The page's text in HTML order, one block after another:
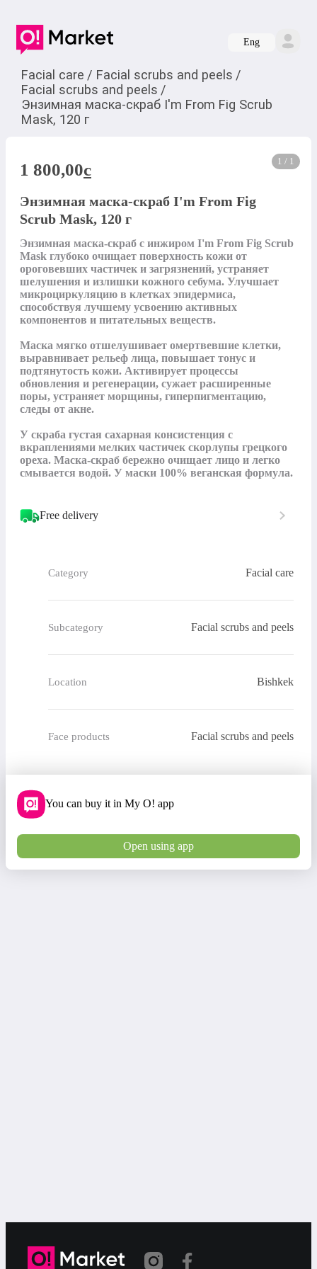
Eng
Facial care / Facial scrubs and peels /
Facial scrubs and peels /
Энзимная маска-скраб I'm From Fig Scrub
Mask, 120 г
1 / 1
1 800,00c
Энзимная маска-скраб I'm From Fig
Scrub Mask, 120 г
Энзимная маска-скраб с инжиром I'm From Fig Scrub
Mask глубоко очищает поверхность кожи от
ороговевших частичек и загрязнений, устраняет
шелушения и излишки кожного себума. Улучшает
микроциркуляцию в клетках эпидермиса,
способствуя лучшему усвоению активных
компонентов и питательных веществ.
Маска мягко отшелушивает омертвевшие клетки,
выравнивает рельеф лица, повышает тонус и
подтянутость кожи. Активирует процессы
обновления и регенерации, сужает расширенные
поры, устраняет морщины, гиперпигментацию,
следы от акне.
У скраба густая сахарная консистенция с
вкраплениями мелких частичек скорлупы грецкого
ореха. Маска-скраб бережно очищает лицо и легко
смывается водой. У маски 100% веганская формула.
Free delivery
Category Facial care
Subcategory Facial scrubs and peels
Location Bishkek
Face products Facial scrubs and peels
You can buy it in My O! app
Open using app